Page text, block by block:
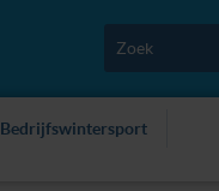
Bedrijfswintersport